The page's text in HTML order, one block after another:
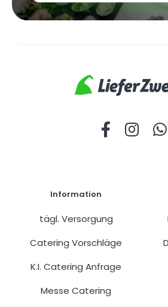
Information
tägl. Versorgung
Catering Vorschläge
K.I. Catering Anfrage
Messe Catering